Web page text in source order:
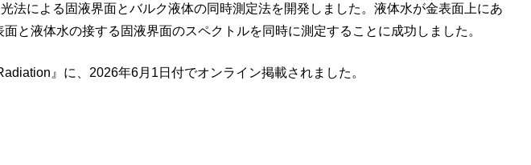
法による固液界面とバルク液体の同時測定法を開発しました。液体水が金表面上にあ
と液体水の接する固液界面のスペクトルを同時に測定することに成功しました。
』に、2026年6月1日付でオンライン掲載されました。